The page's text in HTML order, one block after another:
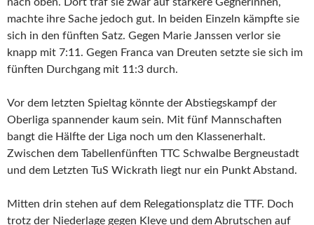
machte ihre Sache jedoch gut. In beiden Einzeln kämpfte sie
sich in den fünften Satz. Gegen Marie Janssen verlor sie
knapp mit 7:11. Gegen Franca van Dreuten setzte sie sich im
fünften Durchgang mit 11:3 durch.
Vor dem letzten Spieltag könnte der Abstiegskampf der
Oberliga spannender kaum sein. Mit fünf Mannschaften
bangt die Hälfte der Liga noch um den Klassenerhalt.
Zwischen dem Tabellenfünften TTC Schwalbe Bergneustadt
und dem Letzten TuS Wickrath liegt nur ein Punkt Abstand.
Mitten drin stehen auf dem Relegationsplatz die TTF. Doch
trotz der Niederlage gegen Kleve und dem Abrutschen auf